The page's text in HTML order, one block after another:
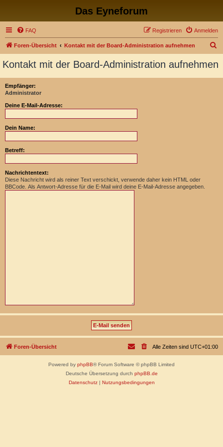
Das Eyneforum
FAQ Anmelden
Registrieren
Foren-Übersicht Kontakt mit der Board-Administration aufnehmen
c
Kontakt mit der Board-Administration aufnehmen
Empfänger:
Administrator
Deine E-Mail-Adresse:
Dein Name:
Betreff:
Nachrichtentext:
Diese Nachricht wird als reiner Text verschickt, verwende daher kein HTML oder
BBCode. Als Antwort-Adresse für die E-Mail wird deine E-Mail-Adresse angegeben.
Foren-Übersicht Alle Zeiten sind UTC+01:00
Powered by phpBB® Forum Software © phpBB Limited
Deutsche Übersetzung durch phpBB.de
Datenschutz| Nutzungsbedingungen